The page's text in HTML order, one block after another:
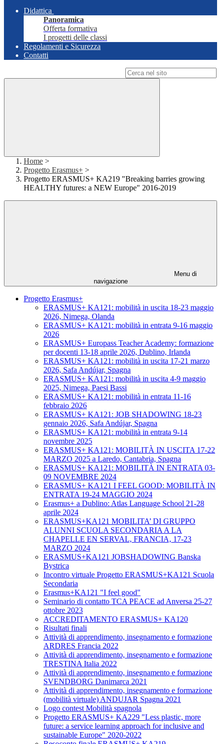
Didattica
Panoramica
Offerta formativa
I progetti delle classi
Regolamenti e Sicurezza
Contatti
Home >
Progetto Erasmus+ >
Progetto ERASMUS+ KA219 "Breaking barries growing
HEALTHY futures: a NEW Europe" 2016-2019
Menu di
navigazione
Progetto Erasmus+
ERASMUS+ KA121: mobilità in uscita 18-23 maggio
2026, Nimega, Olanda
ERASMUS+ KA121: mobilità in entrata 9-16 maggio
2026
ERASMUS+ Europass Teacher Academy: formazione
per docenti 13-18 aprile 2026, Dublino, Irlanda
ERASMUS+ KA121: mobilità in uscita 17-21 marzo
2026, Safa Andújar, Spagna
ERASMUS+ KA121: mobilità in uscita 4-9 maggio
2025, Nimega, Paesi Bassi
ERASMUS+ KA121: mobilità in entrata 11-16
febbraio 2026
ERASMUS+ KA121: JOB SHADOWING 18-23
gennaio 2026, Safa Andújar, Spagna
ERASMUS+ KA121: mobilità in entrata 9-14
novembre 2025
ERASMUS+ KA121: MOBILITÀ IN USCITA 17-22
MARZO 2025 a Laredo, Cantabria, Spagna
ERASMUS+ KA121: MOBILITÀ IN ENTRATA 03-
09 NOVEMBRE 2024
ERASMUS+ KA121 I FEEL GOOD: MOBILITÀ IN
ENTRATA 19-24 MAGGIO 2024
Erasmus+ a Dublino: Atlas Language School 21-28
aprile 2024
ERASMUS+KA121 MOBILITA’ DI GRUPPO
ALUNNI SCUOLA SECONDARIA A LA
CHAPELLE EN SERVAL, FRANCIA, 17-23
MARZO 2024
ERASMUS+KA121 JOBSHADOWING Banska
Bystrica
Incontro virtuale Progetto ERASMUS+KA121 Scuola
Secondaria
Erasmus+KA121 "I feel good"
Seminario di contatto TCA PEACE ad Anversa 25-27
ottobre 2023
ACCREDITAMENTO ERASMUS+ KA120
Risultati finali
Attività di apprendimento, insegnamento e formazione
ARDRES Francia 2022
Attività di apprendimento, insegnamento e formazione
TRESTINA Italia 2022
Attività di apprendimento, insegnamento e formazione
SVENDBORG Danimarca 2021
Attività di apprendimento, insegnamento e formazione
(mobilità virtuale) ANDUJAR Spagna 2021
Logo contest Mobilità spagnola
Progetto ERASMUS+ KA229 "Less plastic, more
future: a service learning approach for inclusive and
sustainable Europe" 2020-2022